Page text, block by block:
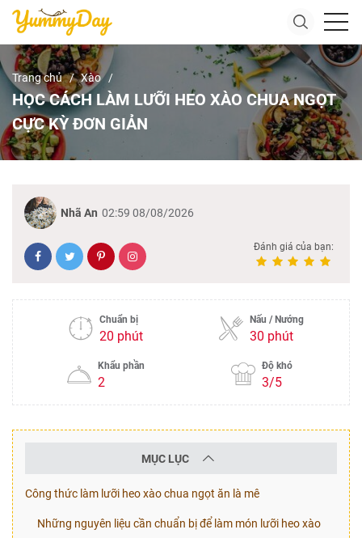
Trang chủ Xào
HỌC CÁCH LÀM LƯỠI HEO XÀO CHUA NGỌT
CỰC KỲ ĐƠN GIẢN
Nhã An 02:59 08/08/2026
Đánh giá của bạn:
Chuẩn bị
20 phút
Nấu / Nướng
30 phút
Khẩu phần
2
Độ khó
3/5
MỤC LỤC
Công thức làm lưỡi heo xào chua ngọt ăn là mê
Những nguyên liệu cần chuẩn bị để làm món lưỡi heo xào